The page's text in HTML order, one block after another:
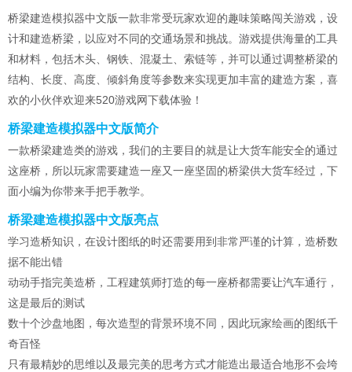
桥梁建造模拟器中文版一款非常受玩家欢迎的趣味策略闯关游戏，设
计和建造桥梁，以应对不同的交通场景和挑战。游戏提供海量的工具
和材料，包括木头、钢铁、混凝土、索链等，并可以通过调整桥梁的
结构、长度、高度、倾斜角度等参数来实现更加丰富的建造方案，喜
欢的小伙伴欢迎来520游戏网下载体验！
桥梁建造模拟器中文版简介
一款桥梁建造类的游戏，我们的主要目的就是让大货车能安全的通过
这座桥，所以玩家需要建造一座又一座坚固的桥梁供大货车经过，下
面小编为你带来手把手教学。
桥梁建造模拟器中文版亮点
学习造桥知识，在设计图纸的时还需要用到非常严谨的计算，造桥数
据不能出错
动动手指完美造桥，工程建筑师打造的每一座桥都需要让汽车通行，
这是最后的测试
数十个沙盘地图，每次造型的背景环境不同，因此玩家绘画的图纸千
奇百怪
只有最精妙的思维以及最完美的思考方式才能造出最适合地形不会垮